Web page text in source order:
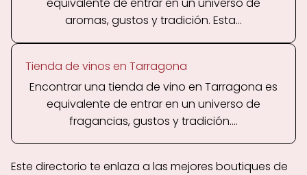
aromas, gustos y tradición. Esta...
Tienda de vinos en Tarragona
Encontrar una tienda de vino en Tarragona es
equivalente de entrar en un universo de
fragancias, gustos y tradición....
Este directorio te enlaza a las mejores boutiques de